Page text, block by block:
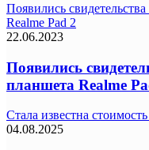
Появились
Realme Pad 2
22.06.2023
Появились
планшета Realme
Стала известна
04.08.2025